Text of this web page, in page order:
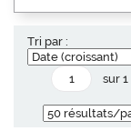
Tri par :
sur 1